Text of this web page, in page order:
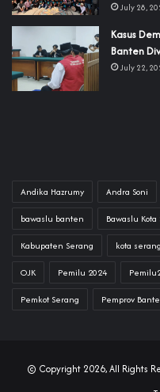
July 28,
‎Kasus
Banten
July 22,
Andika Hazrumy Andra Soni
bawaslu banten Bawaslu Kota
Kabupaten Serang kota serang
OJK Pemilu 2024
Pemkot Serang Pemprov
© Copyright 2026, All Rights